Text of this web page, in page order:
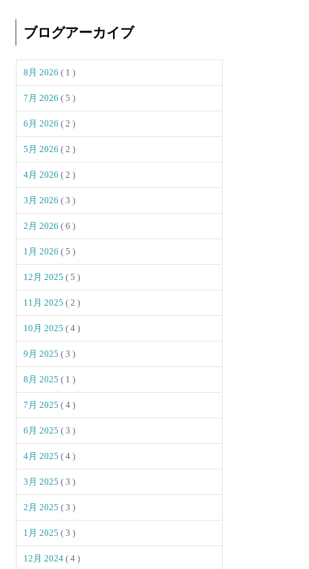
ブログアーカイブ
8月 2026( 1 )
7月 2026( 5 )
6月 2026( 2 )
5月 2026( 2 )
4月 2026( 2 )
3月 2026( 3 )
2月 2026( 6 )
1月 2026( 5 )
12月 2025( 5 )
11月 2025( 2 )
10月 2025( 4 )
9月 2025( 3 )
8月 2025( 1 )
7月 2025( 4 )
6月 2025( 3 )
4月 2025( 4 )
3月 2025( 3 )
2月 2025( 3 )
1月 2025( 3 )
12月 2024( 4 )